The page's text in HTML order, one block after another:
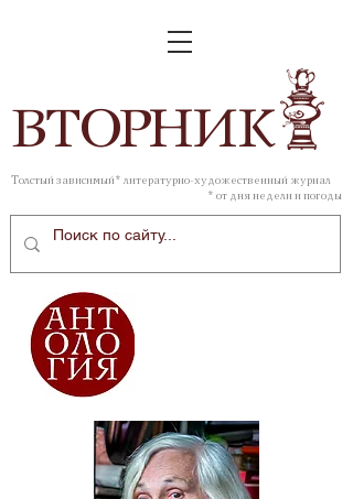
ВТОРНИК
Толстый зависимый* литературно-художественный журнал
* от дня недели и погоды